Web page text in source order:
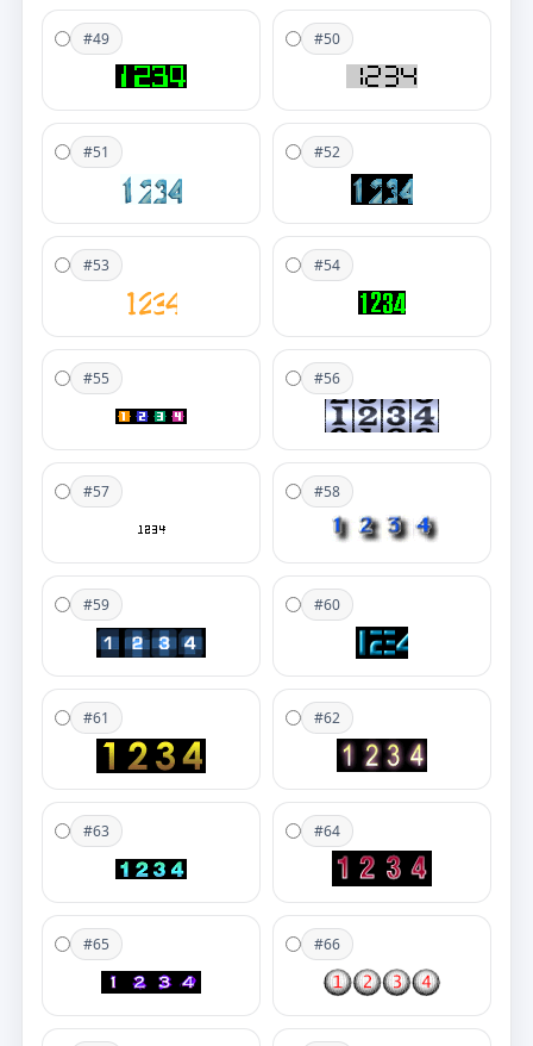
#49 #50
#51 #52
#53 #54
#55 #56
#57 #58
#59 #60
#61 #62
#63 #64
#65 #66